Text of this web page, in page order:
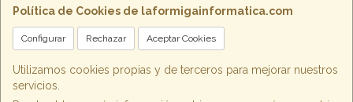
Política de Cookies de laformigainformatica.com
Configurar Rechazar Aceptar Cookies
Utilizamos cookies propias y de terceros para mejorar nuestros
servicios.
Horario
Matí de 9 a 13:30 - Tarda 17 a 20:30